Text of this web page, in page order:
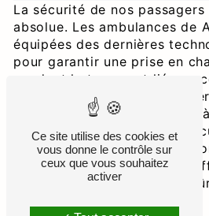
La sécurité de nos
absolue. Les ambulances de
équipées des dernières
pour garantir une prise en
pendant le transport lié aux
chauffeurs, formés pour
médicales délicates, veillent
trajet se déroule en toute
comprenons les
consultations et nous nous
chaque déplacement aussi
Ce site utilise des cookies et
vous donne le contrôle sur
ceux que vous souhaitez
activer